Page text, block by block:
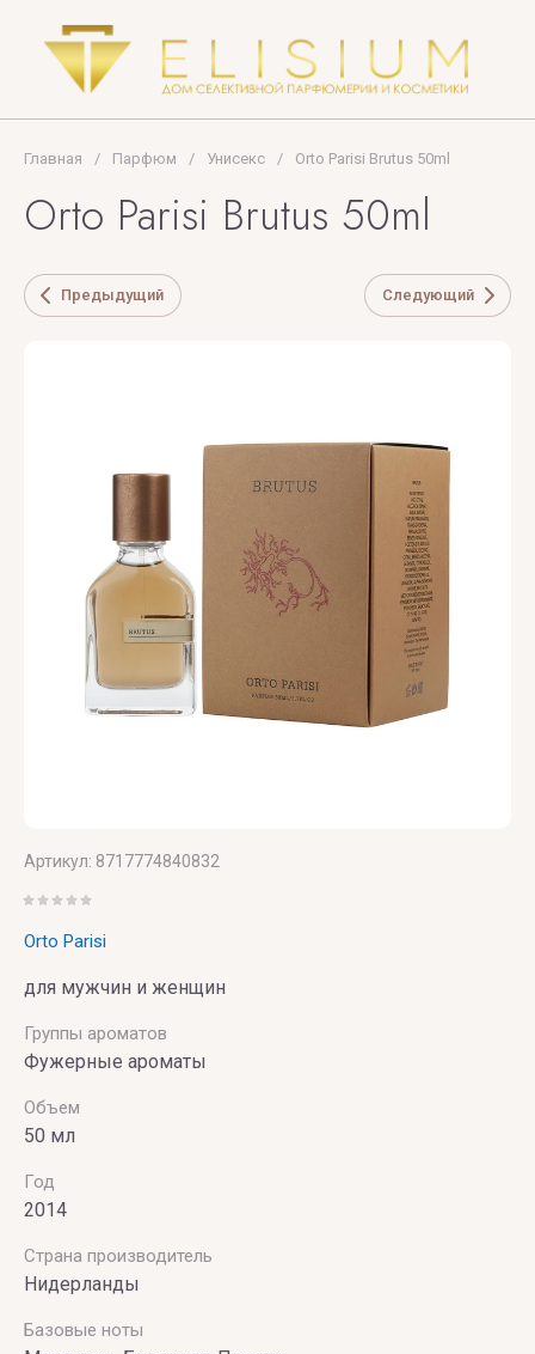
Главная / Парфюм / Унисекс / Orto Parisi Brutus 50ml
Orto Parisi Brutus 50ml
Предыдущий Следующий
Артикул: 8717774840832
Orto Parisi
для мужчин и женщин
Группы ароматов
Фужерные ароматы
Объем
50 мл
Год
2014
Страна производитель
Нидерланды
Базовые ноты
Tom
Ford
PERFUMER
U
UNIQUE'E
V
V
VERONIQUE
GABAI
Versace
Vertus
Victoria's
Secret
PARFUMERIE
X Y Z